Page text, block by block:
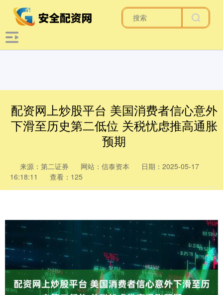
配资网上炒股平台 美国消费者信心意外
下滑至历史第二低位 关税忧虑推高通胀
预期
来源：第二证券 网站：信泰资本
日期：2025-05-17
16:18:11
查看：125